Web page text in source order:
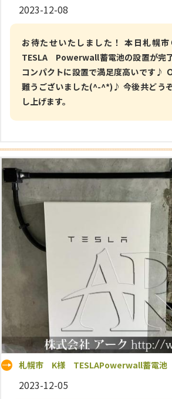
2023-12-08
お待たせいたしました！ 本日札幌
TESLA Powerwall蓄電池の設置が完
コンパクトに設置で満足度高いです♪
難うございました(^-^*)♪ 今後共どう
し上げます。
札幌市 K様 TESLAPowerwall蓄電
2023-12-05